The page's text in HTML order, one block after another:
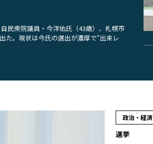
民衆院議員・今洋佑氏（43歳）、札幌市
た。現状は今氏の選出が濃厚で“出来レ
政治・経済
選挙